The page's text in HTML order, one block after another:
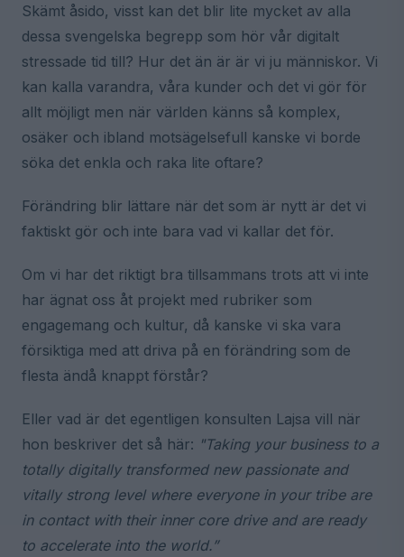
Skämt åsido, visst kan det blir lite mycket av alla
dessa svengelska begrepp som hör vår digitalt
stressade tid till? Hur det än är är vi ju människor. Vi
kan kalla varandra, våra kunder och det vi gör för
allt möjligt men när världen känns så komplex,
osäker och ibland motsägelsefull kanske vi borde
söka det enkla och raka lite oftare?
Förändring blir lättare när det som är nytt är det vi
faktiskt gör och inte bara vad vi kallar det för.
Om vi har det riktigt bra tillsammans trots att vi inte
har ägnat oss åt projekt med rubriker som
engagemang och kultur, då kanske vi ska vara
försiktiga med att driva på en förändring som de
flesta ändå knappt förstår?
Eller vad är det egentligen konsulten Lajsa vill när
hon beskriver det så här: "Taking your business to a
totally digitally transformed new passionate and
vitally strong level where everyone in your tribe are
in contact with their inner core drive and are ready
to accelerate into the world.”